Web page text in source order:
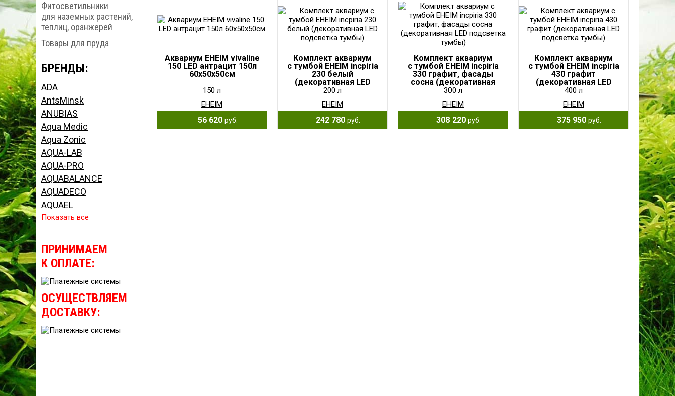
Фитосветильники
для наземных растений,
теплиц, оранжерей
Товары для пруда
БРЕНДЫ:
ADA
AntsMinsk
ANUBIAS
Aqua Medic
Aqua Zonic
AQUA-LAB
AQUA-PRO
AQUABALANCE
AQUADECO
AQUAEL
Показать все
ПРИНИМАЕМ
К ОПЛАТЕ:
ОСУЩЕСТВЛЯЕМ
ДОСТАВКУ:
Аквариум EHEIM vivaline
150 LED антрацит 150л
60x50x50см
150 л
EHEIM
56 620 руб.
Комплект аквариум
с тумбой EHEIM incpiria
230 белый
(декоративная LED
подсветка тумбы)
200 л
EHEIM
242 780 руб.
Комплект аквариум
с тумбой EHEIM incpiria
330 графит, фасады
сосна (декоративная
LED подсветка тумбы)
300 л
EHEIM
308 220 руб.
Комплект аквариум
с тумбой EHEIM incpiria
430 графит
(декоративная LED
подсветка тумбы)
400 л
EHEIM
375 950 руб.